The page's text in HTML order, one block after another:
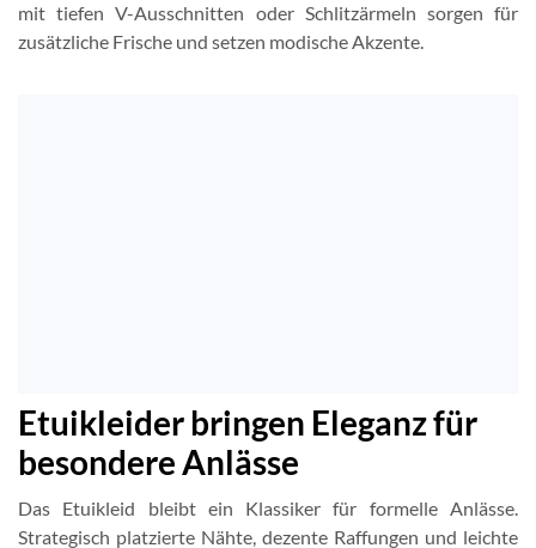
mit tiefen V-Ausschnitten oder Schlitzärmeln sorgen für
zusätzliche Frische und setzen modische Akzente.
Etuikleider bringen Eleganz für
besondere Anlässe
Das Etuikleid bleibt ein Klassiker für formelle Anlässe.
Strategisch platzierte Nähte, dezente Raffungen und leichte